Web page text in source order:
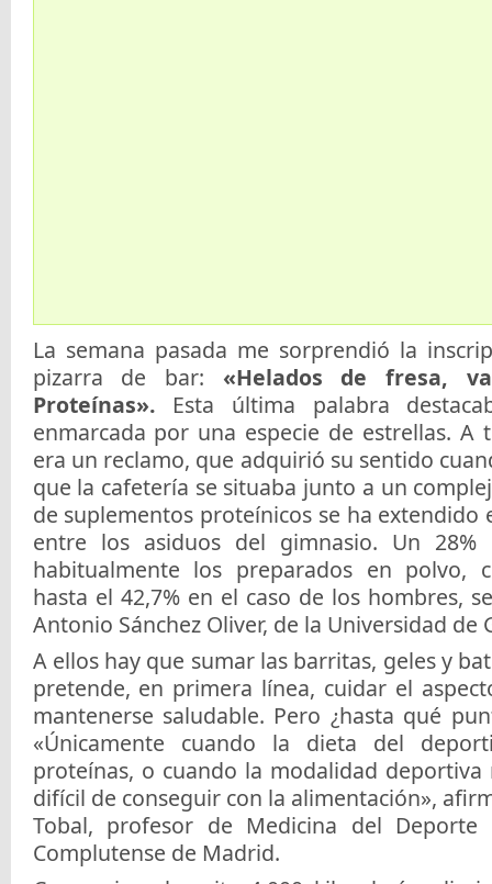
La semana pasada me sorprendió la
pizarra de bar: «Helados de fresa,
Proteínas». Esta última palabra
enmarcada por una especie de estrellas. A
era un reclamo, que adquirió su sentido
que la cafetería se situaba junto a un
de suplementos proteínicos se ha extendido
entre los asiduos del gimnasio. Un 28%
habitualmente los preparados en polvo,
hasta el 42,7% en el caso de los hombres,
Antonio Sánchez Oliver, de la Universidad de
A ellos hay que sumar las barritas, geles y
pretende, en primera línea, cuidar el
mantenerse saludable. Pero ¿hasta qué
«Únicamente cuando la dieta del
proteínas, o cuando la modalidad deportiva
difícil de conseguir con la alimentación»,
Tobal, profesor de Medicina del Deporte
Complutense de Madrid.